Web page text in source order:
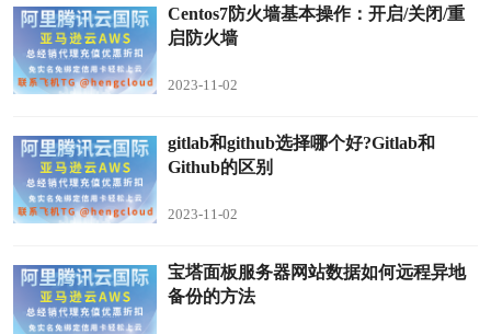
Centos7防火墙基本操作：开启/关闭/重
启防火墙
2023-11-02
gitlab和github选择哪个好?Gitlab和
Github的区别
2023-11-02
宝塔面板服务器网站数据如何远程异地
备份的方法